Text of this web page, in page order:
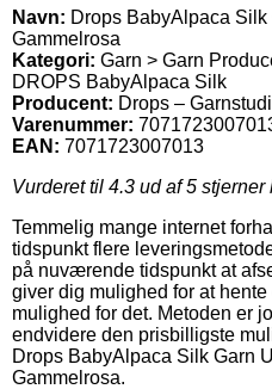
Navn: Drops BabyAlpaca
Gammelrosa
Kategori: Garn > Garn
DROPS BabyAlpaca Silk
Producent: Drops –
Varenummer:
EAN: 7071723007013
Vurderet til 4.3 ud af 5 stjerner
Temmelig mange internet
tidspunkt flere
på nuværende tidspunkt at
giver dig mulighed for at
mulighed for det. Metoden er
endvidere den prisbilligste
Drops BabyAlpaca Silk Garn
Gammelrosa.